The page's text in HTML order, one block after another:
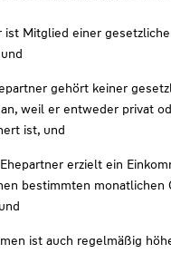
ist Mitglied einer
gehört keiner
weil er entweder privat
ist, und
erzielt ein
bestimmten monatlichen
ist auch regelmäßig